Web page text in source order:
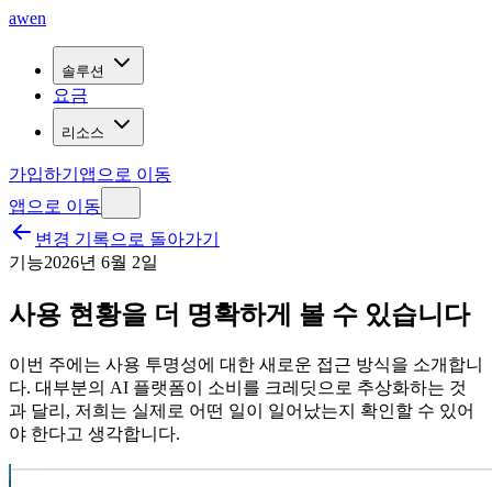
awen
솔루션
요금
리소스
가입하기 앱으로 이동
앱으로 이동
변경 기록으로 돌아가기
기능2026년 6월 2일
사용 현황을 더 명확하게 볼 수 있습니다
이번 주에는 사용 투명성에 대한 새로운 접근 방식을 소개합니
다. 대부분의 AI 플랫폼이 소비를 크레딧으로 추상화하는 것
과 달리, 저희는 실제로 어떤 일이 일어났는지 확인할 수 있어
야 한다고 생각합니다.